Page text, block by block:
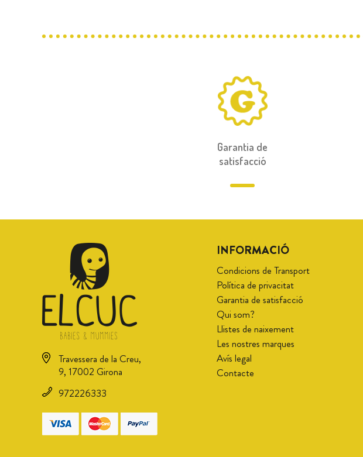
Garantia de
satisfacció
Travessera de la Creu,
9, 17002 Girona
972226333
INFORMACIÓ
Condicions de Transport
Política de privacitat
Garantia de satisfacció
Qui som?
Llistes de naixement
Les nostres marques
Avís legal
Contacte